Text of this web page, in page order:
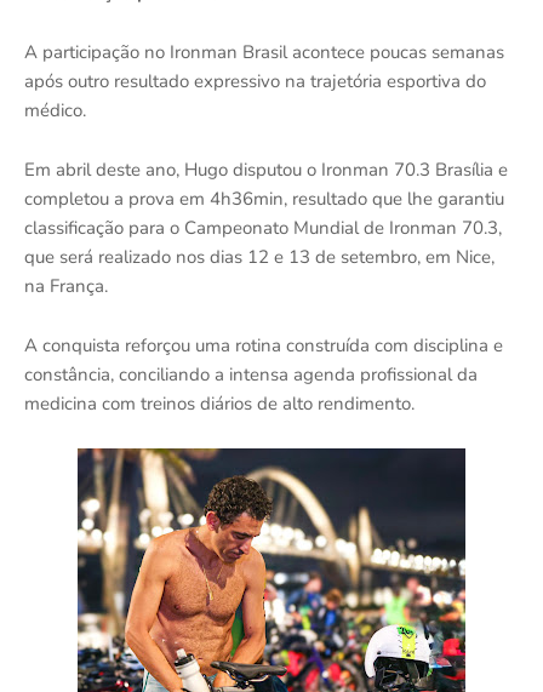
A participação no Ironman Brasil acontece poucas semanas
após outro resultado expressivo na trajetória esportiva do
médico.
Em abril deste ano, Hugo disputou o Ironman 70.3 Brasília e
completou a prova em 4h36min, resultado que lhe garantiu
classificação para o Campeonato Mundial de Ironman 70.3,
que será realizado nos dias 12 e 13 de setembro, em Nice,
na França.
A conquista reforçou uma rotina construída com disciplina e
constância, conciliando a intensa agenda profissional da
medicina com treinos diários de alto rendimento.